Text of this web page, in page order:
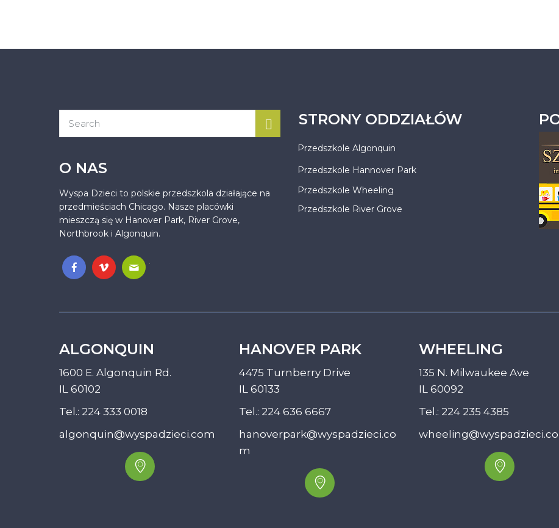
O NAS
Wyspa Dzieci to polskie przedszkola działające na
przedmieściach Chicago. Nasze placówki
mieszczą się w Hanover Park, River Grove,
Northbrook i Algonquin.
.
STRONY ODDZIAŁÓW
Przedszkole Algonquin
Przedszkole Hannover Park
Przedszkole Wheeling
Przedszkole River Grove
ALGONQUIN
1600 E. Algonquin Rd.
IL 60102
Tel.: 224 333 0018
algonquin@wyspadzieci.com
HANOVER PARK
4475 Turnberry Drive
IL 60133
Tel.: 224 636 6667
hanoverpark@wyspadzieci.co
m
WHEELING
135 N. Milwaukee Ave
IL 60092
Tel.: 224 235 4385